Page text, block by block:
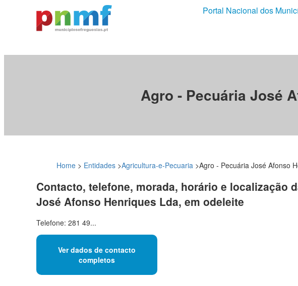
Portal Nacional dos
Agro - Pecuária José
Home > Entidades >Agricultura-e-Pecuaria >Agro - Pecuária José Afonso
Contacto, telefone, morada, horário e localização
José Afonso Henriques Lda, em odeleite
Telefone: 281 49...
Ver dados de contacto
completos